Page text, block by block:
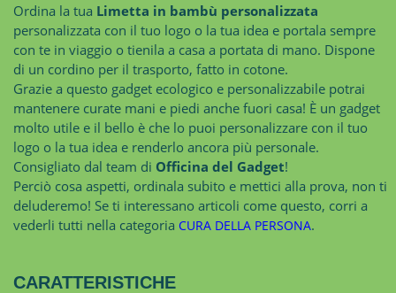
Ordina la tua Limetta in bambù personalizzata
personalizzata con il tuo logo o la tua idea e portala sempre
con te in viaggio o tienila a casa a portata di mano. Dispone
di un cordino per il trasporto, fatto in cotone.
Grazie a questo gadget ecologico e personalizzabile potrai
mantenere curate mani e piedi anche fuori casa! È un gadget
molto utile e il bello è che lo puoi personalizzare con il tuo
logo o la tua idea e renderlo ancora più personale.
Consigliato dal team di Officina del Gadget!
Perciò cosa aspetti, ordinala subito e mettici alla prova, non ti
deluderemo! Se ti interessano articoli come questo, corri a
vederli tutti nella categoria CURA DELLA PERSONA.
CARATTERISTICHE